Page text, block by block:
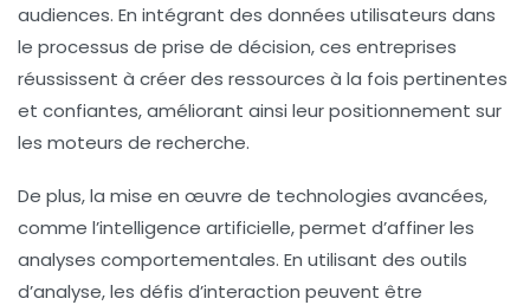
audiences. En intégrant des données utilisateurs dans
le processus de prise de décision, ces entreprises
réussissent à créer des ressources à la fois pertinentes
et confiantes, améliorant ainsi leur positionnement sur
les moteurs de recherche.
De plus, la mise en œuvre de technologies avancées,
comme l’intelligence artificielle, permet d’affiner les
analyses comportementales. En utilisant des outils
d’analyse, les défis d’interaction peuvent être